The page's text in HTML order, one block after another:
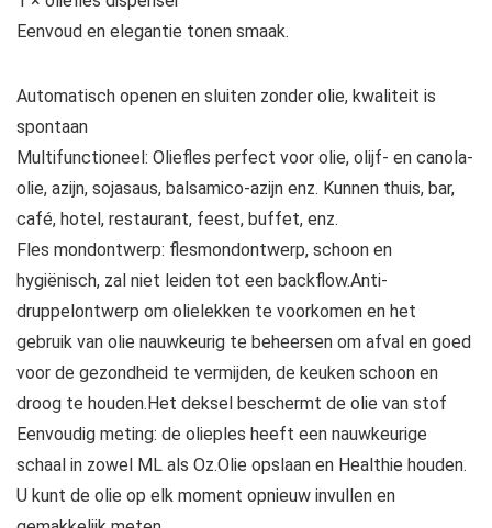
Eenvoud en elegantie tonen smaak.
Automatisch openen en sluiten zonder olie, kwaliteit is
spontaan
Multifunctioneel: Oliefles perfect voor olie, olijf- en canola-
olie, azijn, sojasaus, balsamico-azijn enz. Kunnen thuis, bar,
café, hotel, restaurant, feest, buffet, enz.
Fles mondontwerp: flesmondontwerp, schoon en
hygiënisch, zal niet leiden tot een backflow.Anti-
druppelontwerp om olielekken te voorkomen en het
gebruik van olie nauwkeurig te beheersen om afval en goed
voor de gezondheid te vermijden, de keuken schoon en
droog te houden.Het deksel beschermt de olie van stof
Eenvoudig meting: de olieples heeft een nauwkeurige
schaal in zowel ML als Oz.Olie opslaan en Healthie houden.
U kunt de olie op elk moment opnieuw invullen en